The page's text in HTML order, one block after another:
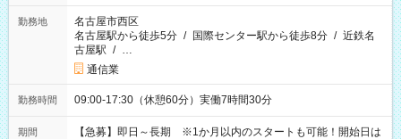
勤務地
名古屋市西区
名古屋駅から徒歩5分 / 国際センター駅から徒歩8分 / 近鉄名
古屋駅 / …
通信業
勤務時間 09:00-17:30（休憩60分）実働7時間30分
期間
【急募】即日～長期 ※1か月以内のスタートも可能！開始日は